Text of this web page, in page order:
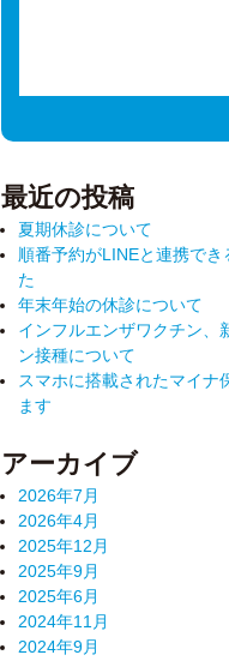
最近の投稿
夏期休診について
順番予約がLINEと連携でき
た
年末年始の休診について
インフルエンザワクチン、
ン接種について
スマホに搭載されたマイナ
ます
アーカイブ
2026年7月
2026年4月
2025年12月
2025年9月
2025年6月
2024年11月
2024年9月